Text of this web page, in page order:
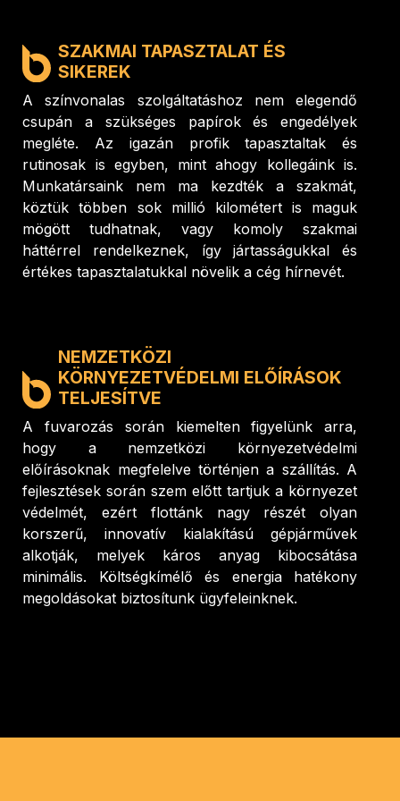
SZAKMAI TAPASZTALAT ÉS
SIKEREK
A színvonalas szolgáltatáshoz nem elegendő
csupán a szükséges papírok és engedélyek
megléte. Az igazán profik tapasztaltak és
rutinosak is egyben, mint ahogy kollegáink is.
Munkatársaink nem ma kezdték a szakmát,
köztük többen sok millió kilométert is maguk
mögött tudhatnak, vagy komoly szakmai
háttérrel rendelkeznek, így jártasságukkal és
értékes tapasztalatukkal növelik a cég hírnevét.
NEMZETKÖZI
KÖRNYEZETVÉDELMI ELŐÍRÁSOK
TELJESÍTVE
A fuvarozás során kiemelten figyelünk arra,
hogy a nemzetközi környezetvédelmi
előírásoknak megfelelve történjen a szállítás. A
fejlesztések során szem előtt tartjuk a környezet
védelmét, ezért flottánk nagy részét olyan
korszerű, innovatív kialakítású gépjárművek
alkotják, melyek káros anyag kibocsátása
minimális. Költségkímélő és energia hatékony
megoldásokat biztosítunk ügyfeleinknek.